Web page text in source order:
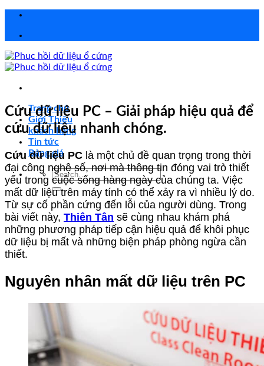
Chuyển
Trang chủ
Giới Thiệu
khách hàng
Tin tức
Bảng giá
Search
for:
Cứu dữ liệu PC – Giải pháp hiệu quả để
cứu dữ liệu nhanh chóng.
Cứu dữ liệu PC là một chủ đề quan trọng trong thời
đại công nghệ số, nơi mà thông tin đóng vai trò thiết
yếu trong cuộc sống hàng ngày của chúng ta. Việc
mất dữ liệu trên máy tính có thể xảy ra vì nhiều lý do.
Từ sự cố phần cứng đến lỗi của người dùng. Trong
bài viết này, Thiên Tân sẽ cùng nhau khám phá
những phương pháp tiếp cận hiệu quả để khôi phục
dữ liệu bị mất và những biện pháp phòng ngừa cần
thiết.
Nguyên nhân mất dữ liệu trên PC